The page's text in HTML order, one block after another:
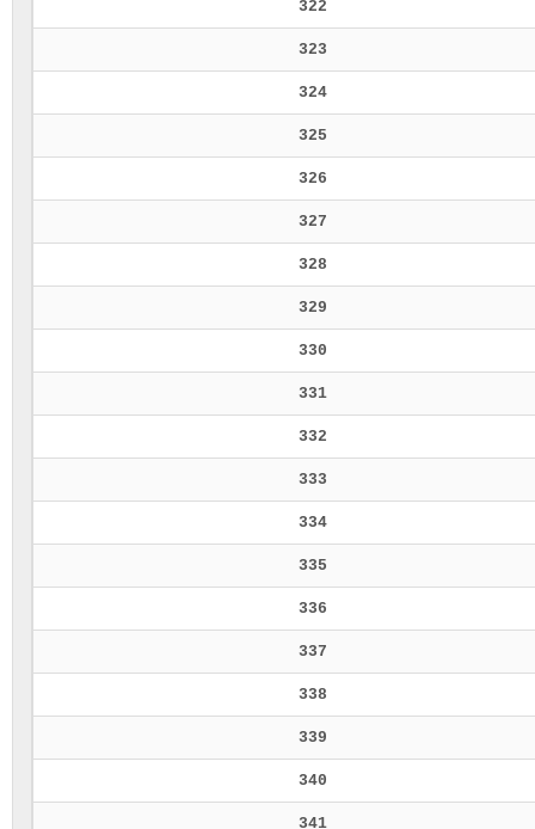
322
323
324
325
326
327
328
329
330
331
332
333
334
335
336
337
338
339
340
341